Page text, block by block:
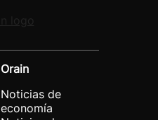
Orain
Noticias de
economía